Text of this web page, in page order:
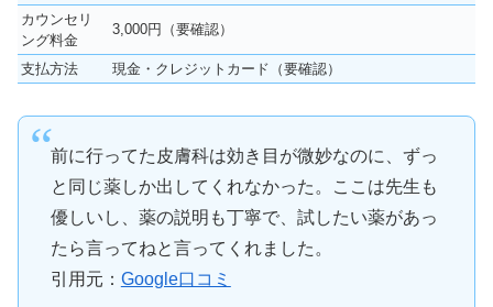
カウンセリ
ング料金
3,000円（要確認）
支払方法 現金・クレジットカード（要確認）
前に行ってた皮膚科は効き目が微妙なのに、ずっ
と同じ薬しか出してくれなかった。ここは先生も
優しいし、薬の説明も丁寧で、試したい薬があっ
たら言ってねと言ってくれました。
引用元： Google口コミ